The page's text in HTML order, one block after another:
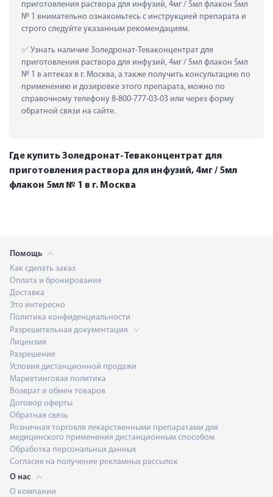
приготовления раствора для инфузий, 4мг / 5мл флакон 5мл
№ 1 внимательно ознакомьтесь с инструкцией препарата и
строго следуйте указанным рекомендациям.
Узнать наличие Золедронат-Теваконцентрат для
приготовления раствора для инфузий, 4мг / 5мл флакон 5мл
№ 1 в аптеках в г. Москва, а также получить консультацию по
применению и дозировке этого препарата, можно по
справочному телефону 8-800-777-03-03 или через форму
обратной связи на сайте.
Где купить Золедронат-Теваконцентрат для
приготовления раствора для инфузий, 4мг / 5мл
флакон 5мл № 1 в г. Москва
Помощь
Как сделать заказ
Оплата и бронирование
Доставка
Это интересно
Политика конфиденциальности
Разрешительная документация
Лицензия
Разрешение
Условия дистанционной продажи
Маркетинговая политика
Возврат и обмен товаров
Договор оферты
Обратная связь
Розничная торговля лекарственными препаратами для
медицинского применения дистанционным способом
Обработка персональных данных
Согласие на получение рекламных рассылок
О нас
О компании